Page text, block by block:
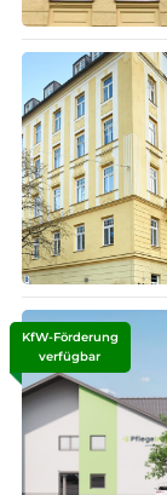
KfW-Förderung
verfügbar